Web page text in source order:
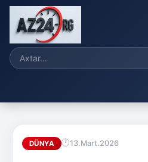
DÜNYA 13.Mart.2026